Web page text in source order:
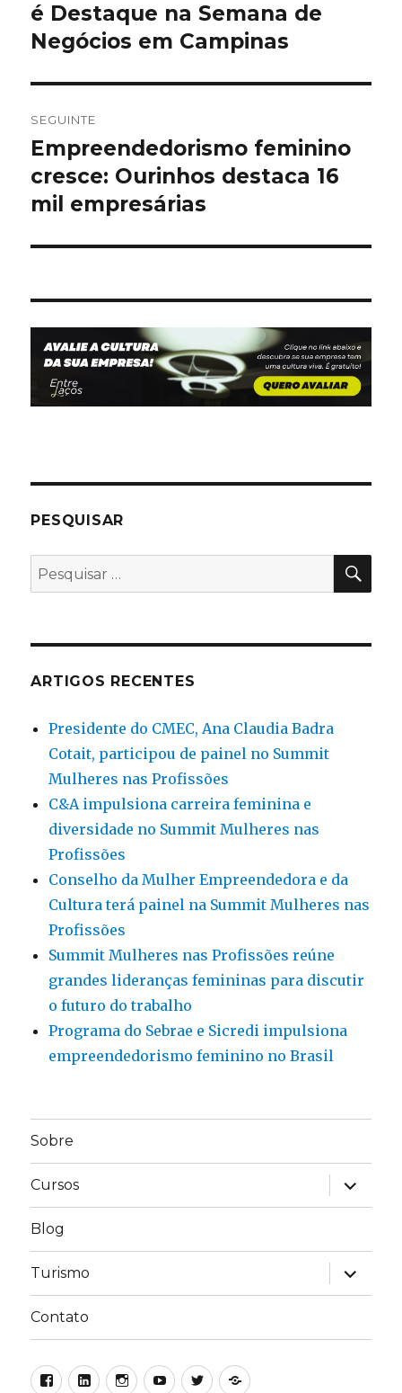
artigos
anterior:
é Destaque na Semana de
Negócios em Campinas
SEGUINTE
Artigo
seguinte:
Empreendedorismo feminino
cresce: Ourinhos destaca 16
mil empresárias
PESQUISAR
Pesquisar
por:
ARTIGOS RECENTES
Presidente do CMEC, Ana Claudia Badra
Cotait, participou de painel no Summit
Mulheres nas Profissões
C&A impulsiona carreira feminina e
diversidade no Summit Mulheres nas
Profissões
Conselho da Mulher Empreendedora e da
Cultura terá painel na Summit Mulheres nas
Profissões
Summit Mulheres nas Profissões reúne
grandes lideranças femininas para discutir
o futuro do trabalho
Programa do Sebrae e Sicredi impulsiona
empreendedorismo feminino no Brasil
Sobre
Cursos
expandir
Blog
Turismo
expandir
Contato
FacebookLinkedinInstagram
YoutubeTwitterLinktree